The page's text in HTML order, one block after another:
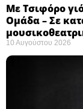
Με Τσιφόρο
Ομάδα – Σε
10 Αυγούστου 2026